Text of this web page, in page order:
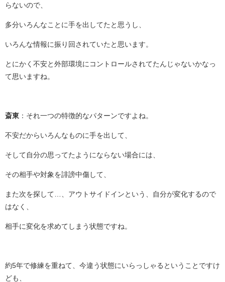
らないので、
多分いろんなことに手を出してたと思うし、
いろんな情報に振り回されていたと思います。
とにかく不安と外部環境にコントロールされてたんじゃないかなっ
て思いますね。
斎東 ：それ一つの特徴的なパターンですよね。
不安だからいろんなものに手を出して、
そして自分の思ってたようにならない場合には、
その相手や対象を誹謗中傷して、
また次を探して…、アウトサイドインという、自分が変化するので
はなく、
相手に変化を求めてしまう状態ですね。
約5年で修練を重ねて、今違う状態にいらっしゃるということですけ
ども、